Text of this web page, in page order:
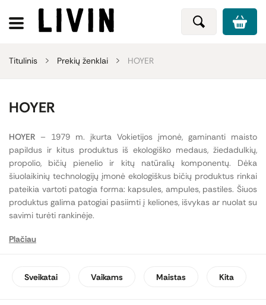
Titulinis Prekių ženklai HOYER
HOYER
HOYER – 1979 m. įkurta Vokietijos įmonė, gaminanti maisto
papildus ir kitus produktus iš ekologiško medaus, žiedadulkių,
propolio, bičių pienelio ir kitų natūralių komponentų. Dėka
šiuolaikinių technologijų įmonė ekologiškus bičių produktus rinkai
pateikia vartoti patogia forma: kapsules, ampules, pastiles. Šiuos
produktus galima patogiai pasiimti į keliones, išvykas ar nuolat su
savimi turėti rankinėje.
HOYER savo gaminamuose produktuose naudoja ingredientus iš
laboratorijose, o bičių pienelio aktyvumą patvirtina laboratorijos
Plačiau
Sveikatai Vaikams Maistas Kita